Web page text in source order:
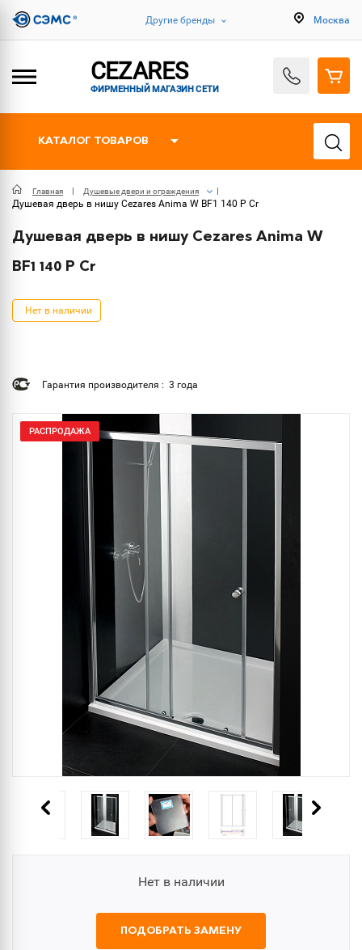
Другие бренды Москва
CEZARES
ФИРМЕННЫЙ МАГАЗИН СЕТИ
КАТАЛОГ ТОВАРОВ
Главная Душевые двери и ограждения
Душевая дверь в нишу Cezares Anima W BF1 140 P Cr
Душевая дверь в нишу Cezares Anima W
BF1 140 P Cr
Нет в наличии
Гарантия производителя : 3 года
РАСПРОДАЖА
Нет в наличии
ПОДОБРАТЬ ЗАМЕНУ